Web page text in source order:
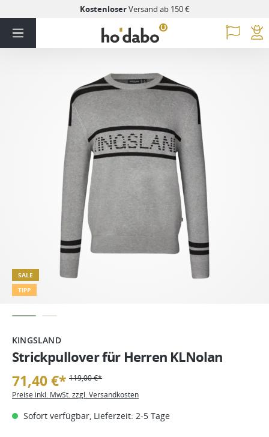
KostenloserVersand ab 150 €
SALE
TIPP
KINGSLAND
Strickpullover für Herren KLNolan
71,40 €* 119,00 €*
Preise inkl. MwSt. zzgl. Versandkosten
Sofort verfügbar, Lieferzeit: 2-5 Tage